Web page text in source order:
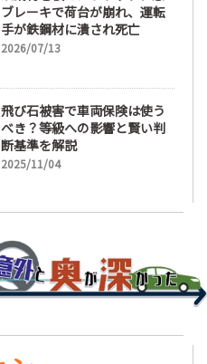
ブレーキで荷台が崩れ、運転
手が鉄鋼材に潰され死亡
2026/07/13
飛び石被害で車両保険は使う
べき？等級への影響と賢い判
断基準を解説
2025/11/04